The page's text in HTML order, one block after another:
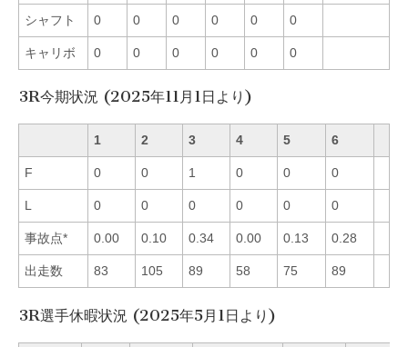
シャフト 0 0 0 0 0 0
キャリボ 0 0 0 0 0 0
3R今期状況 (2025年11月1日より)
1 2 3 4 5 6
F 0 0 1 0 0 0
L 0 0 0 0 0 0
事故点* 0.00 0.10 0.34 0.00 0.13 0.28
出走数 83 105 89 58 75 89
3R選手休暇状況 (2025年5月1日より)